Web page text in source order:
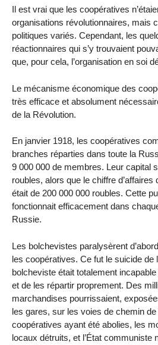
Il est vrai que les coopératives
organisations révolutionnaires, mais
politiques variés. Cependant, les
réactionnaires qui s’y trouvaient
que, pour cela, l’organisation en soi
Le mécanisme économique des
très efficace et absolument
de la Révolution.
En janvier 1918, les coopératives
branches réparties dans toute la
9 000 000 de membres. Leur capital
roubles, alors que le chiffre d’affaires
était de 200 000 000 roubles. Cette
fonctionnait efficacement dans
Russie.
Les bolchevistes paralysèrent
les coopératives. Ce fut le suicide de
bolcheviste était totalement
et de les répartir proprement. Des
marchandises pourrissaient,
les gares, sur les voies de chemin
coopératives ayant été abolies, les
locaux détruits, et l’État communiste